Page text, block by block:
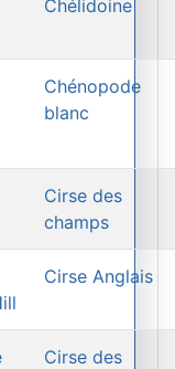
Chélidoine
Chénopode
blanc
Cirse des
champs
Cirse Anglais
Cirse des